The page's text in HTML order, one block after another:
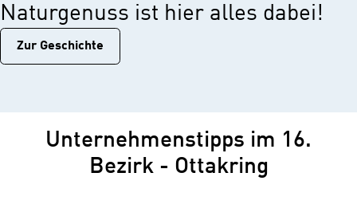
Naturgenuss ist hier alles dabei!
Zur Geschichtе
Unternehmenstipps im 16.
Bezirk - Ottakring